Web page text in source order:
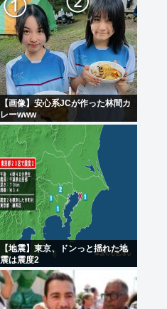
【画像】安心系JCが作った林間カ
レーwww
【地震】東京、ドンっと揺れた地
震は震度2